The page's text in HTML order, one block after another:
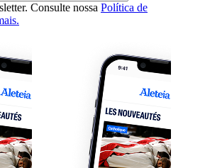
Consulte nossa Política de